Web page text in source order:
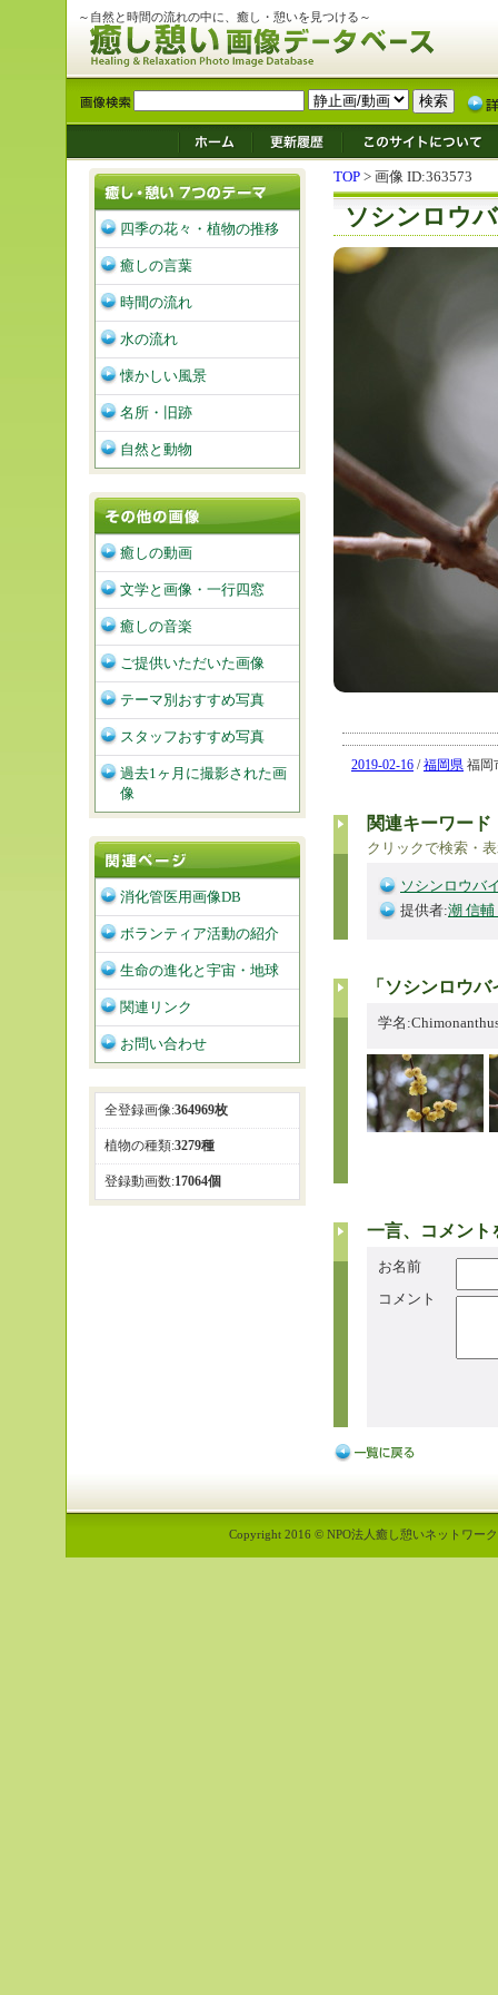
～自然と時間の流れの中に、癒し・憩いを見つける～
TOP > 画像 ID:363573
ソシンロウ
2019-02-16 /福岡県 福岡
関連キーワード
クリックで検索・
ソシンロウバ
提供者:潮 信
「ソシンロウ
学名
一言、コメント
お名前
コメント
四季の花々・植物の推移
癒しの言葉
時間の流れ
水の流れ
懐かしい風景
名所・旧跡
自然と動物
癒しの動画
文学と画像・一行四窓
癒しの音楽
ご提供いただいた画像
テーマ別おすすめ写真
スタッフおすすめ写真
過去1ヶ月に撮影された画
像
消化管医用画像DB
ボランティア活動の紹介
生命の進化と宇宙・地球
関連リンク
お問い合わせ
全登録画像:364969枚
植物の種類:3279種
登録動画数:17064個
Copyright 2016 © NPO法人癒し憩いネットワー